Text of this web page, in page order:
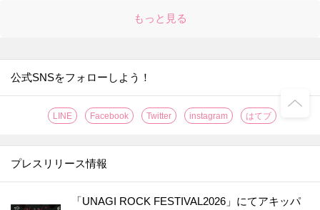
もっと見る
公式SNSをフォローしよう！
LINE Facebook Twitter instagram はてブ
プレスリリース情報
「UNAGI ROCK FESTIVAL2026」にてアキッパ